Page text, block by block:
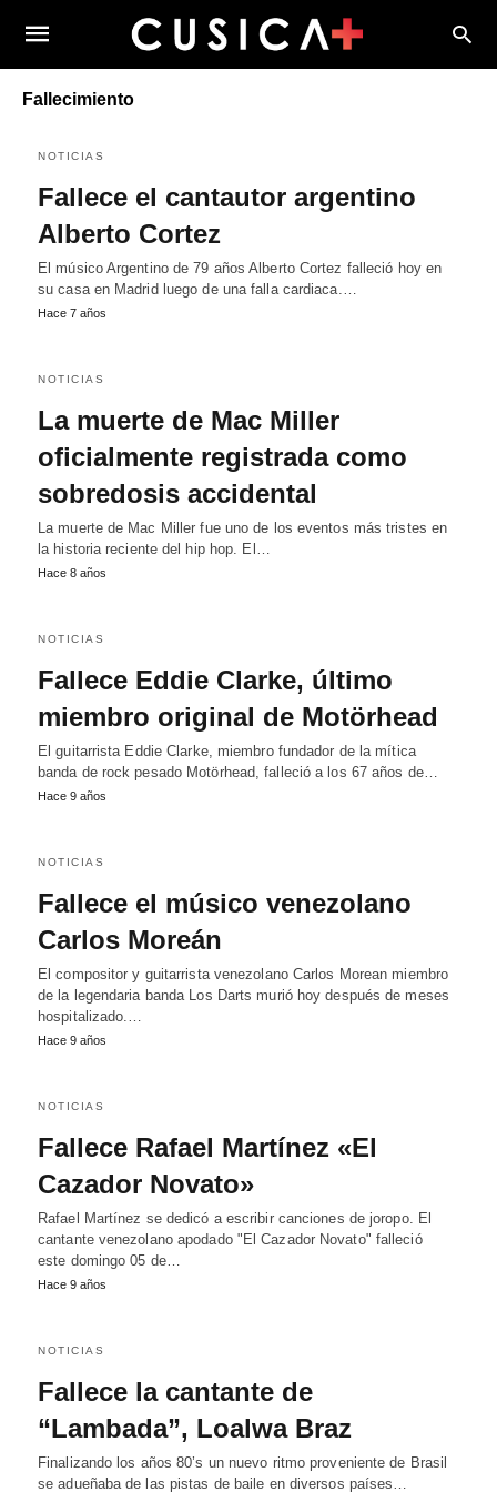
Fallecimiento
NOTICIAS
Fallece el cantautor argentino
Alberto Cortez
El músico Argentino de 79 años Alberto Cortez falleció hoy en
su casa en Madrid luego de una falla cardiaca.…
Hace 7 años
NOTICIAS
La muerte de Mac Miller
oficialmente registrada como
sobredosis accidental
La muerte de Mac Miller fue uno de los eventos más tristes en
la historia reciente del hip hop. El…
Hace 8 años
NOTICIAS
Fallece Eddie Clarke, último
miembro original de Motörhead
El guitarrista Eddie Clarke, miembro fundador de la mítica
banda de rock pesado Motörhead, falleció a los 67 años de…
Hace 9 años
NOTICIAS
Fallece el músico venezolano
Carlos Moreán
El compositor y guitarrista venezolano Carlos Morean miembro
de la legendaria banda Los Darts murió hoy después de meses
hospitalizado.…
Hace 9 años
NOTICIAS
Fallece Rafael Martínez «El
Cazador Novato»
Rafael Martínez se dedicó a escribir canciones de joropo. El
cantante venezolano apodado "El Cazador Novato" falleció
este domingo 05 de…
Hace 9 años
NOTICIAS
Fallece la cantante de
“Lambada”, Loalwa Braz
Finalizando los años 80’s un nuevo ritmo proveniente de Brasil
se adueñaba de las pistas de baile en diversos países…